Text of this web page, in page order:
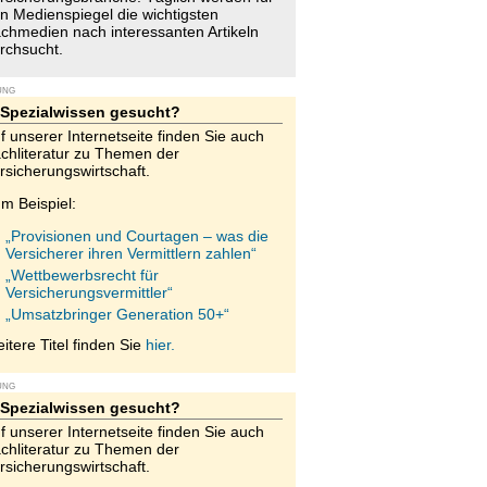
Medienspiegel die wichtigsten
nach interessanten Artikeln
Spezialwissen gesucht?
unserer Internetseite finden Sie auch
zu Themen der
Beispiel:
„Provisionen und Courtagen – was die
Versicherer ihren Vermittlern zahlen“
„Wettbewerbsrecht für
Versicherungsvermittler“
„Umsatzbringer Generation 50+“
Titel finden Sie hier.
Spezialwissen gesucht?
unserer Internetseite finden Sie auch
zu Themen der